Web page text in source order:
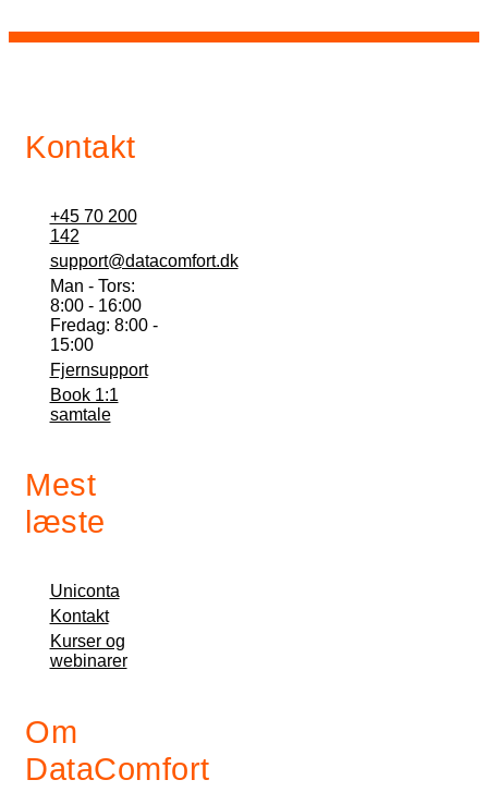
Kontakt
+45 70 200
142
support@datacomfort.dk
Man - Tors:
8:00 - 16:00
Fredag: 8:00 -
15:00
Fjernsupport
Book 1:1
samtale
Mest
læste
Uniconta
Kontakt
Kurser og
webinarer
Om
DataComfort